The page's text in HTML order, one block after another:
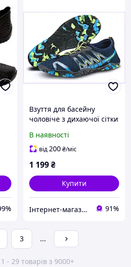
Взуття для басейну
чоловіче з дихаючої сітки
A5P639770H
В наявності
від200₴/міс
1 199₴
Купити
Інтернет-магазин GoodBuy 91%
3 ...
- 29 товарів з 9000+